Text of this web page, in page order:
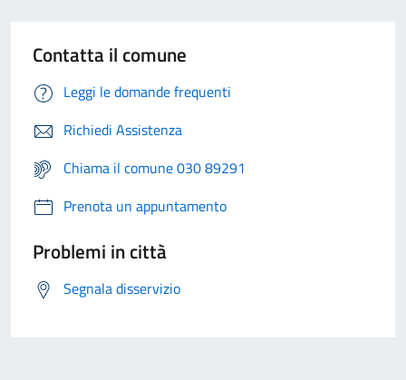
Contatta il comune
Leggi le domande frequenti
Richiedi Assistenza
Chiama il comune 030 89291
Prenota un appuntamento
Problemi in città
Segnala disservizio